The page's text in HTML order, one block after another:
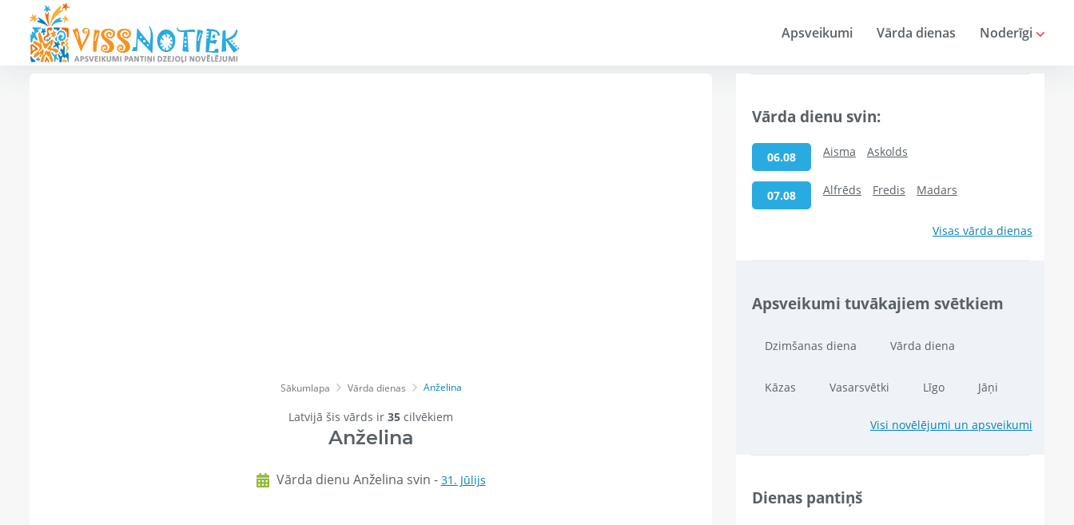
Apsveikumi Vārda dienas Noderīgi
Sākumlapa Vārda dienas Anželina
Latvijā šis vārds ir 35 cilvēkiem
Anželina
Vārda dienu Anželina svin - 31. Jūlijs
Vārda dienu svin:
06.08 Aisma Askolds
07.08 Alfrēds Fredis Madars
Visas vārda dienas
Apsveikumi tuvākajiem svētkiem
Dzimšanas diena Vārda diena
Kāzas Vasarsvētki Līgo Jāņi
Visi novēlējumi un apsveikumi
Dienas pantiņš